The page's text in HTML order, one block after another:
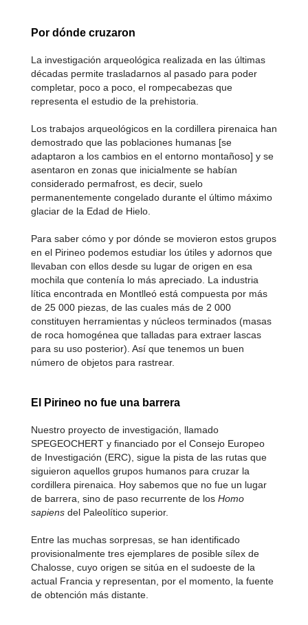
Por dónde cruzaron
La investigación arqueológica realizada en las últimas
décadas permite trasladarnos al pasado para poder
completar, poco a poco, el rompecabezas que
representa el estudio de la prehistoria.
Los trabajos arqueológicos en la cordillera pirenaica han
demostrado que las poblaciones humanas [se
adaptaron a los cambios en el entorno montañoso] y se
asentaron en zonas que inicialmente se habían
considerado permafrost, es decir, suelo
permanentemente congelado durante el último máximo
glaciar de la Edad de Hielo.
Para saber cómo y por dónde se movieron estos grupos
en el Pirineo podemos estudiar los útiles y adornos que
llevaban con ellos desde su lugar de origen en esa
mochila que contenía lo más apreciado. La industria
lítica encontrada en Montlleó está compuesta por más
de 25 000 piezas, de las cuales más de 2 000
constituyen herramientas y núcleos terminados (masas
de roca homogénea que talladas para extraer lascas
para su uso posterior). Así que tenemos un buen
número de objetos para rastrear.
El Pirineo no fue una barrera
Nuestro proyecto de investigación, llamado
SPEGEOCHERT y financiado por el Consejo Europeo
de Investigación (ERC), sigue la pista de las rutas que
siguieron aquellos grupos humanos para cruzar la
cordillera pirenaica. Hoy sabemos que no fue un lugar
de barrera, sino de paso recurrente de los Homo
sapiensdel Paleolítico superior.
Entre las muchas sorpresas, se han identificado
provisionalmente tres ejemplares de posible sílex de
Chalosse, cuyo origen se sitúa en el sudoeste de la
actual Francia y representan, por el momento, la fuente
de obtención más distante.